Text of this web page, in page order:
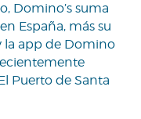
Domino’s suma
España, más su
la app de Domino
Puerto de Santa